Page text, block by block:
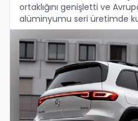
ortaklığını genişletti ve
alüminyumu seri üretimde
üreticisi oldu — özellikle bir
araçlarda. Bunun …